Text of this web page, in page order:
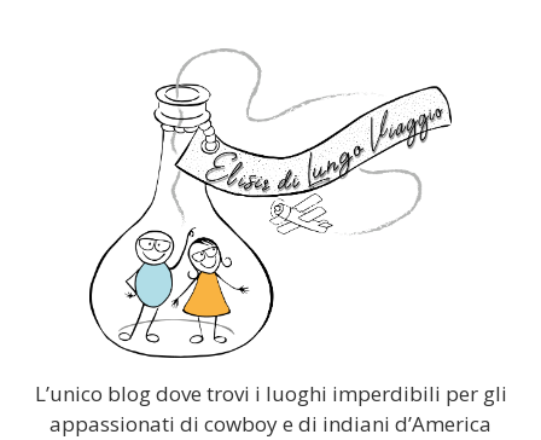
L’unico blog dove trovi i luoghi imperdibili per gli
appassionati di cowboy e di indiani d’America